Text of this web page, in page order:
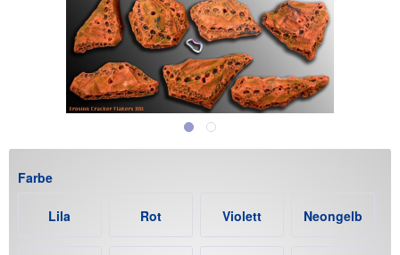
Farbe
Lila Rot Violett Neongelb